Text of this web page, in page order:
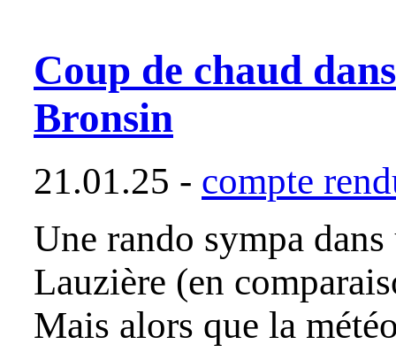
Coup de chaud
Bronsin
21.01.25 - compte
Une rando sympa
Lauzière (en
Mais alors que la